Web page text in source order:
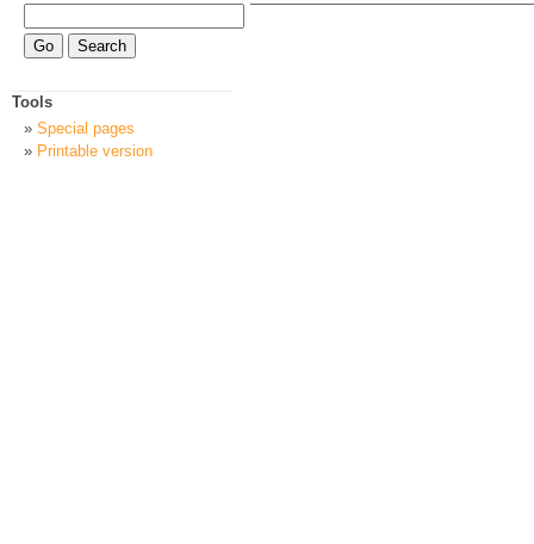
Tools
Special pages
Printable version